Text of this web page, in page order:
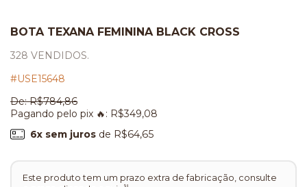
BOTA TEXANA FEMININA BLACK CROSS
328 VENDIDOS.
#USE15648
De:R$784,86
Pagando pelo pix 🔥: R$349,08
6x sem jurosde R$64,65
Este produto tem um prazo extra de fabricação, consulte